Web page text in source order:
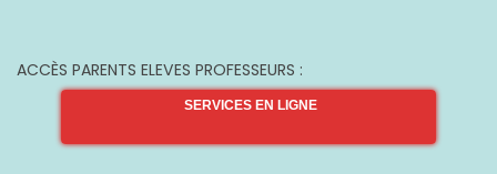
ACCÈS PARENTS ELEVES PROFESSEURS :
SERVICES EN LIGNE